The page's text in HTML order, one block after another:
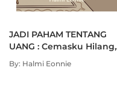
JADI PAHAM TENTANG
UANG : Cemasku Hilang,
Hidup Lebih Tenang
By: Halmi Eonnie